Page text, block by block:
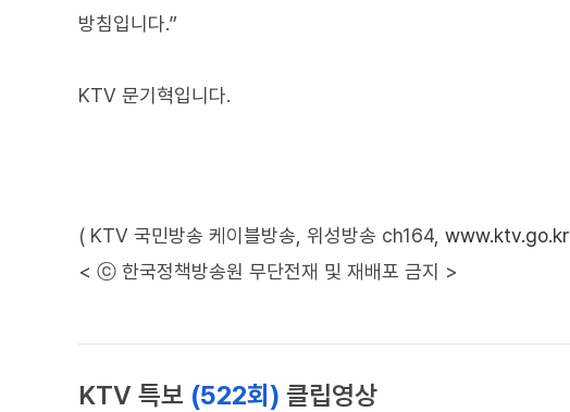
방침입니다.”
KTV 문기혁입니다.
( KTV 국민방송 케이블방송, 위성방송 ch164, www.ktv.go.kr
< ⓒ 한국정책방송원 무단전재 및 재배포 금지 >
KTV 특보 (522회) 클립영상